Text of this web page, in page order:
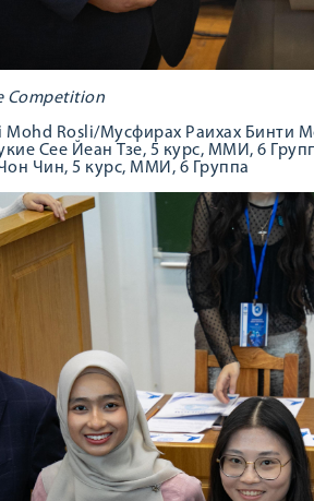
Competition
Mohd Rosli/Мусфирах Раихах Бинти
Сее Йеан Тзе, 5 курс, ММИ, 6
Чин, 5 курс, ММИ, 6 Группa